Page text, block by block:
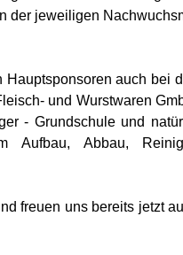
der jeweiligen
auch bei
und Wurstwaren
- Grundschule und
Aufbau, Abbau,
freuen uns bereits jetzt